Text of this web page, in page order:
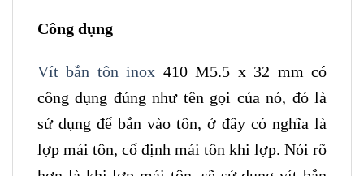
Công dụng
Vít bắn tôn inox 410 M5.5 x 32 mm có
công dụng đúng như tên gọi của nó, đó là
sử dụng để bắn vào tôn, ở đây có nghĩa là
lợp mái tôn, cố định mái tôn khi lợp. Nói rõ